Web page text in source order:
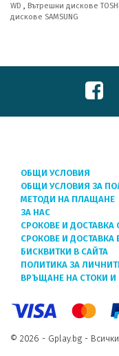
WD , Вътрешни дискове
дискове SAMSUNG
ОБЩИ УСЛОВИЯ
ОБЩИ УСЛОВИЯ ЗА
МЕТОДИ НА ПЛАЩАНЕ
ЗА НАС
СРОКОВЕ И ДОСТАВКА
СРОКОВЕ И ДОСТАВКА
БИСКВИТКИ В САЙТА
ПОЛИТИКА ЗА
ВРЪЩАНЕ НА СТОКИ
© 2026 - Gplay.bg -